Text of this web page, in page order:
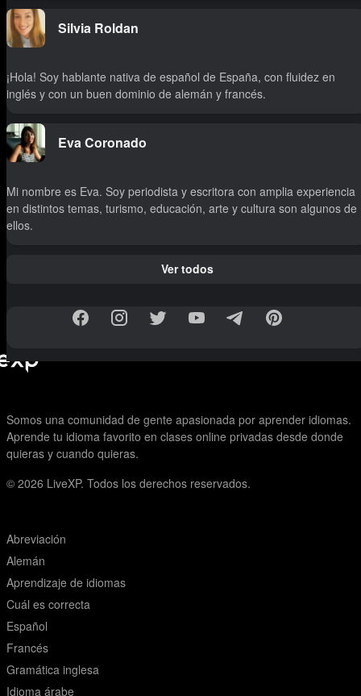
Silvia Roldan
¡Hola! Soy hablante nativa de español de España, con fluidez en
inglés y con un buen dominio de alemán y francés.
Eva Coronado
Mi nombre es Eva. Soy periodista y escritora con amplia experiencia
en distintos temas, turismo, educación, arte y cultura son algunos de
ellos.
Ver todos
Somos una comunidad de gente apasionada por aprender idiomas.
Aprende tu idioma favorito en clases online privadas desde donde
quieras y cuando quieras.
© 2026 LiveXP. Todos los derechos reservados.
Abreviación
Alemán
Aprendizaje de idiomas
Cuál es correcta
Español
Francés
Gramática inglesa
Idioma árabe